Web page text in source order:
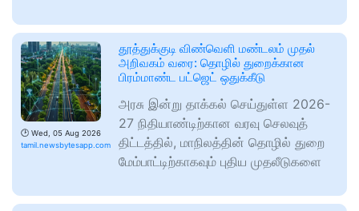
🕑 Wed, 05 Aug 2026
tamil.newsbytesapp.com
தூத்துக்குடி விண்வெளி மண்டலம் முதல்
அறிவகம் வரை: தொழில் துறைக்கான
பிரம்மாண்ட பட்ஜெட் ஒதுக்கீடு
அரசு இன்று தாக்கல் செய்துள்ள 2026-
27 நிதியாண்டிற்கான வரவு செலவுத்
திட்டத்தில், மாநிலத்தின் தொழில் துறை
மேம்பாட்டிற்காகவும் புதிய முதலீடுகளை